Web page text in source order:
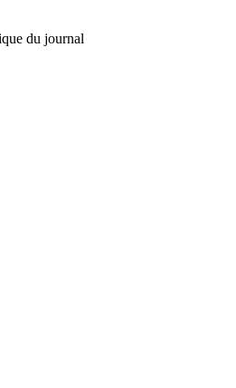
du journal